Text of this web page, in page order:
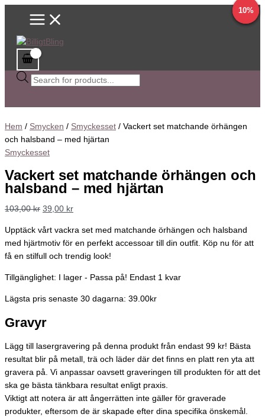
HoppaMain
Sök
efter
Hem / Smycken / Smyckesset / Vackert set matchande örhängen
och halsband – med hjärtan
Smyckesset
Vackert set matchande örhängen och
halsband – med hjärtan
103,00kr
Det
ursprungliga
var:
39,00 kr
Det
Upptäck vårt vackra set med matchande örhängen och halsband
med hjärtmotiv för en perfekt accessoar till din outfit. Köp nu för att
få en stilfull och trendig look!
Tillgänglighet: I lager - Passa på! Endast 1 kvar
Lägsta pris senaste 30 dagarna: 39.00kr
Gravyr
Lägg till lasergravering på denna produkt från endast 99 kr! Bästa
resultat blir på metall, trä och läder där det finns en platt ren yta att
gravera på. Vi anpassar oavsett graveringen till produkten för att det
ska ge bästa tänkbara resultat enligt praxis.
Viktigt att notera är att ångerrätten inte gäller för graverade
produkter, eftersom de är skapade efter dina specifika önskemål.
Vackert
örhängen
halsband
hjärtan
mängd
16%
Det
var:
Det
63%
Det
Det
14%
Det
Det
10%
Det
var:
Det